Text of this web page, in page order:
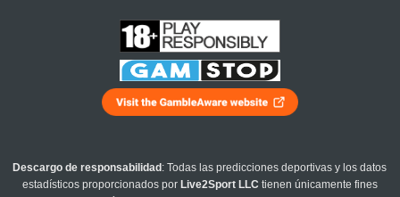
Descargo de responsabilidad : Todas las predicciones deportivas y los datos
estadísticos proporcionados por Live2Sport LLC tienen únicamente fines